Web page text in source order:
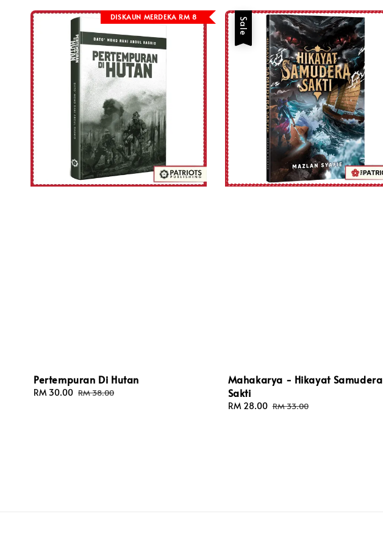
DISKAUN MERDEKA RM 8
Pertempuran Di Hutan
Sale
RM 30.00 Regular
RM 38.00
Sale
Mahakarya - Hikayat Samudera
Sakti
Sale
RM 28.00 Regular
RM 33.00